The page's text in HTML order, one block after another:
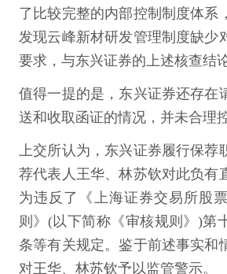
了比较完整的内部控制制度体系
发现云峰新材研发管理制度缺少
要求，与东兴证券的上述核查结
值得一提的是，东兴证券还存在
送和收取函证的情况，并未合理
上交所认为，东兴证券履行保荐
荐代表人王华、林苏钦对此负有
为违反了《上海证券交易所股
则》(以下简称《审核规则》)第
条等有关规定。鉴于前述事实和
对王华、林苏钦予以监管警示。